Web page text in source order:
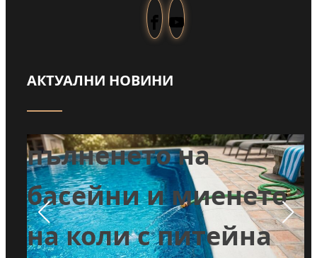
АКТУАЛНИ НОВИНИ
Забраниха
пълненето на
басейни и миенето
на коли с питейна